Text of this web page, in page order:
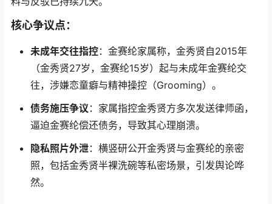
核心争议点：
未成年交往指控：金赛纶家属称，金秀贤自2015年
（金秀贤27岁，金赛纶15岁）起与未成年金赛纶交
往，涉嫌恋童癖与精神操控（Grooming）。
债务施压争议 ：家属指控金秀贤方多次发送律师函，
逼迫金赛纶偿还债务，导致其心理崩溃。
隐私照片外泄：横竖研公开金秀贤与金赛纶的亲密
照，包括金秀贤半裸洗碗等私密场景，引发舆论哗
然。